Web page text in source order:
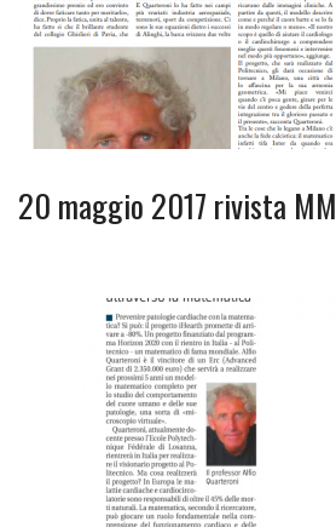
20 maggio 2017 rivista MM